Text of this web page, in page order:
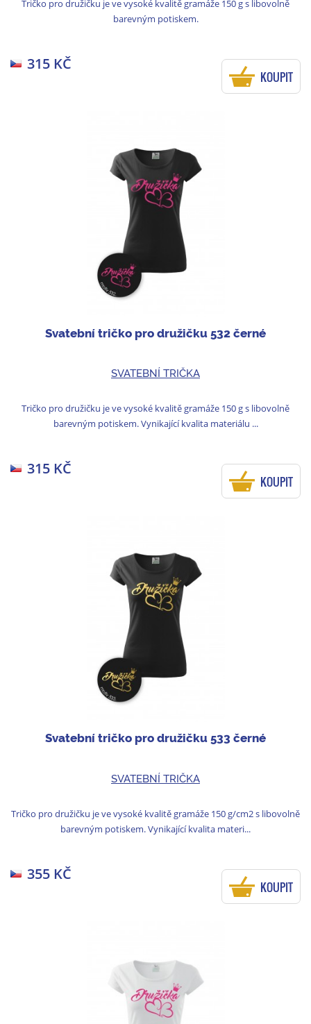
Tričko pro družičku je ve vysoké kvalitě gramáže 150 g s libovolně
barevným potiskem.
315 KČ
KOUPIT
Svatební tričko pro družičku 532 černé
SVATEBNÍ TRIČKA
Tričko pro družičku je ve vysoké kvalitě gramáže 150 g s libovolně
barevným potiskem. Vynikající kvalita materiálu ...
315 KČ
KOUPIT
Svatební tričko pro družičku 533 černé
SVATEBNÍ TRIČKA
Tričko pro družičku je ve vysoké kvalitě gramáže 150 g/cm2 s libovolně
barevným potiskem. Vynikající kvalita materi...
355 KČ
KOUPIT